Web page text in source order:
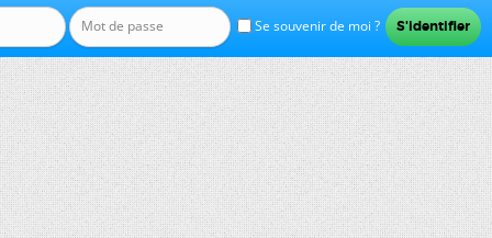
Se souvenir de moi ?